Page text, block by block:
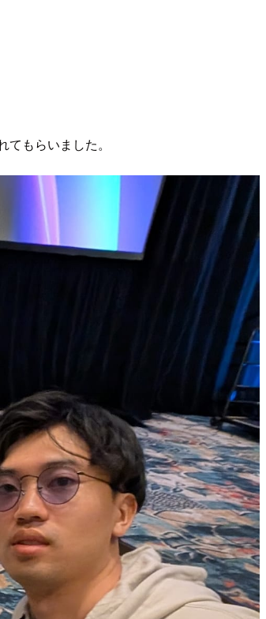
もらいました。